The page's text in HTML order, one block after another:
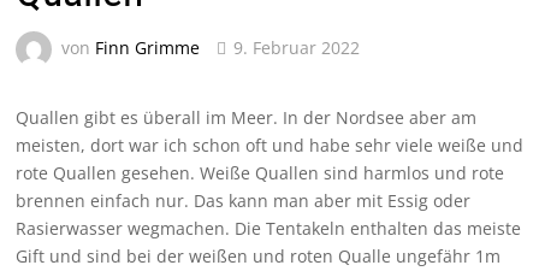
von Finn Grimme 9. Februar 2022
Quallen gibt es überall im Meer. In der Nordsee aber am
meisten, dort war ich schon oft und habe sehr viele weiße und
rote Quallen gesehen. Weiße Quallen sind harmlos und rote
brennen einfach nur. Das kann man aber mit Essig oder
Rasierwasser wegmachen. Die Tentakeln enthalten das meiste
Gift und sind bei der weißen und roten Qualle ungefähr 1m